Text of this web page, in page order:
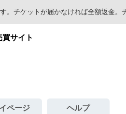
チケットが届かなければ全額返金
サイト
ページ ヘルプ